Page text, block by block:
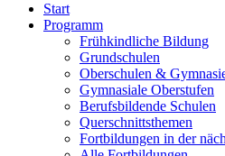
Start
Programm
Frühkindliche Bildung
Grundschulen
Oberschulen &
Gymnasiale Oberstufen
Berufsbildende Schulen
Querschnittsthemen
Fortbildungen in der